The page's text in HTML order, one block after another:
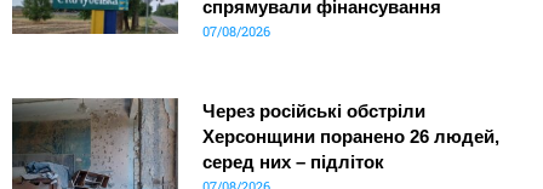
спрямували фінансування
07/08/2026
Через російські обстріли
Херсонщини поранено 26 людей,
серед них – підліток